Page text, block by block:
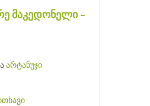
მაკედონელი –
არტანუჯი